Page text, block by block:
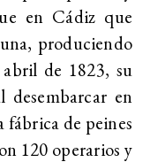
en Cádiz que
produciendo
de 1823, su
en
de peines
120 operarios y